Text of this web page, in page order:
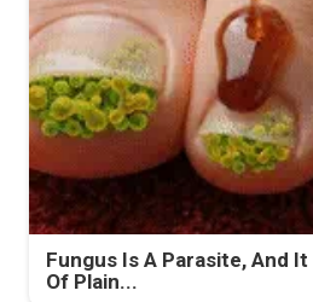
Fungus Is A Parasite, And
Of Plain...